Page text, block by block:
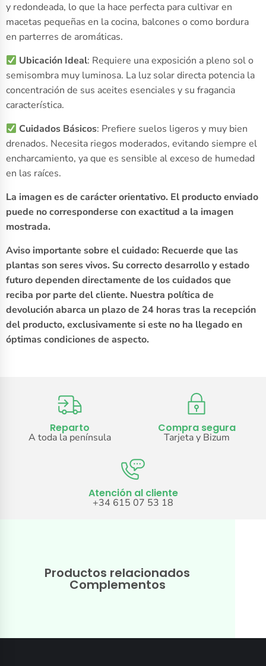
y redondeada, lo que la hace perfecta para cultivar en
macetas pequeñas en la cocina, balcones o como bordura
en parterres de aromáticas.
Ubicación Ideal: Requiere una exposición a pleno sol o
semisombra muy luminosa. La luz solar directa potencia la
concentración de sus aceites esenciales y su fragancia
característica.
Cuidados Básicos: Prefiere suelos ligeros y muy bien
drenados. Necesita riegos moderados, evitando siempre el
encharcamiento, ya que es sensible al exceso de humedad
en las raíces.
La imagen es de carácter orientativo. El producto enviado
puede no corresponderse con exactitud a la imagen
mostrada.
Aviso importante sobre el cuidado: Recuerde que las
plantas son seres vivos. Su correcto desarrollo y estado
futuro dependen directamente de los cuidados que
reciba por parte del cliente. Nuestra política de
devolución abarca un plazo de 24 horas tras la recepción
del producto, exclusivamente si este no ha llegado en
óptimas condiciones de aspecto.
Reparto
A toda la península
Compra segura
Tarjeta y Bizum
Atención al cliente
+34 615 07 53 18
Productos relacionados
Complementos